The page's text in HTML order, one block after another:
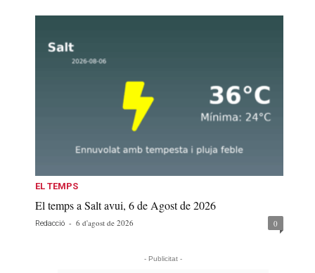
EL TEMPS
El temps a Salt avui, 6 de Agost de 2026
Redacció - 6 d'agost de 2026 0
- Publicitat -